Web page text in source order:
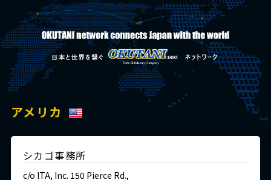
アメリカ
シカゴ事務所
c/o ITA, Inc. 150 Pierce Rd.,